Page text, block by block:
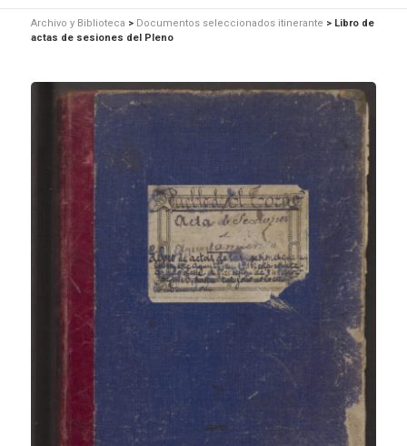
Archivo y Biblioteca > Documentos seleccionados itinerante > Libro de
actas de sesiones del Pleno